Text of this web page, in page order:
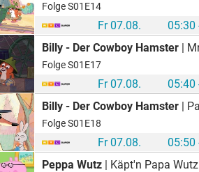
Folge S01E14
Fr 07.08. 05:30
Billy - Der Cowboy Hamster |
Folge S01E17
Fr 07.08. 05:40
Billy - Der Cowboy Hamster |
Folge S01E18
Fr 07.08. 05:50
Peppa Wutz | Käpt'n Papa Wutz